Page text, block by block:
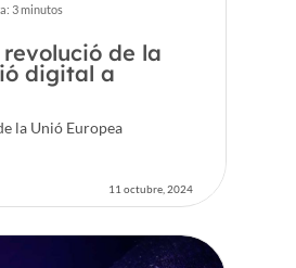
3minutos
de la
digital a
la Unió Europea
11 octubre, 2024